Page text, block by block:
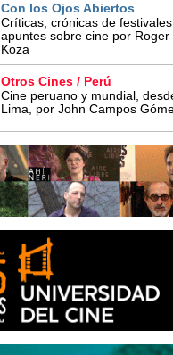
Con los Ojos Abiertos
Críticas, crónicas de
apuntes sobre cine por Roger
Koza
Otros Cines / Perú
Cine peruano y mundial,
Lima, por John Campos